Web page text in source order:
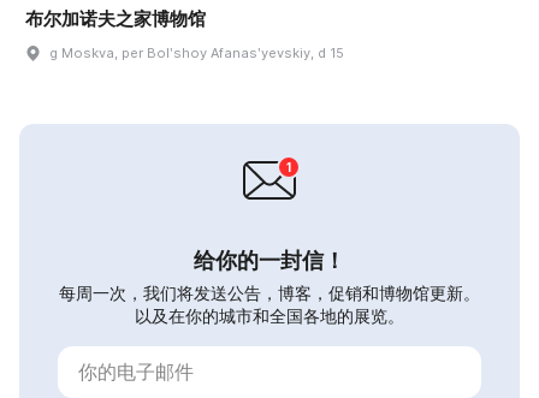
布尔加诺夫之家博物馆
g Moskva, per Bolʹshoy Afanasʹyevskiy, d 15
给你的一封信！
每周一次，我们将发送公告，博客，促销和博物馆更新。
以及在你的城市和全国各地的展览。